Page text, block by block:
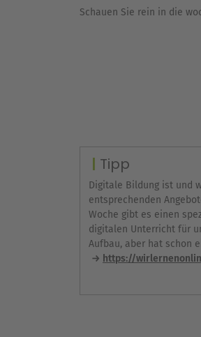
Schauen Sie rein in die
Tipp
Digitale Bildung ist und
entsprechenden
Woche gibt es einen
digitalen Unterricht für
Aufbau, aber hat schon
https://